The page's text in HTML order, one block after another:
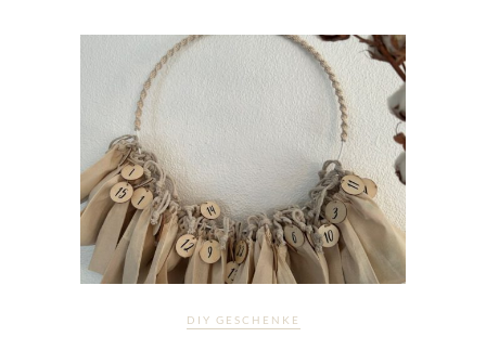
DIY GESCHENKE